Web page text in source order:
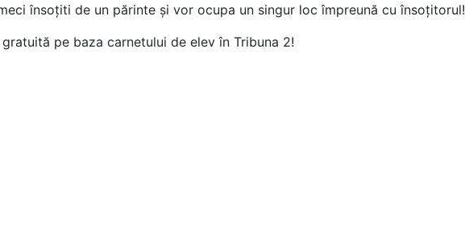
însoțiti de un părinte și vor ocupa un singur loc împreună cu însoțitorul!
pe baza carnetului de elev în Tribuna 2!